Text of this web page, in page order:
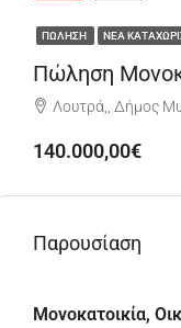
ΠΏΛΗΣΗ ΝΈΑ
Πώληση
Λουτρά,, Δήμος
140.000,00€
Παρουσίαση
Μονοκατοικία,